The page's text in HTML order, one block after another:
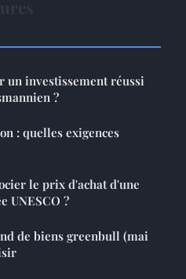
un investissement réussi
?
: quelles exigences
le prix d'achat d'une
UNESCO ?
de biens greenbull (mai